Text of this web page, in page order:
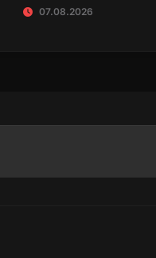
07.08.2026